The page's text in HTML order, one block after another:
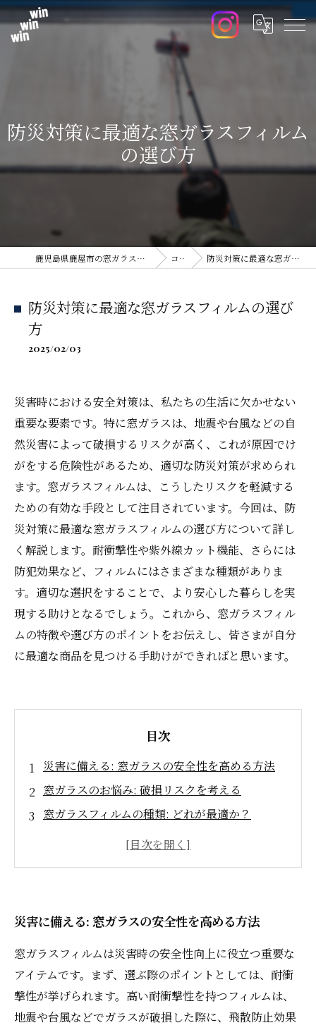
防災対策に最適な窓ガラスフィルム
の選び方
鹿児島県鹿屋市の窓ガラスフィルムならwin win win コラム 防災対策に最適な窓ガラスフィルムの選び方
防災対策に最適な窓ガラスフィルムの選び
方
2025/02/03
災害時における安全対策は、私たちの生活に欠かせない
重要な要素です。特に窓ガラスは、地震や台風などの自
然災害によって破損するリスクが高く、これが原因でけ
がをする危険性があるため、適切な防災対策が求められ
ます。窓ガラスフィルムは、こうしたリスクを軽減する
ための有効な手段として注目されています。今回は、防
災対策に最適な窓ガラスフィルムの選び方について詳し
く解説します。耐衝撃性や紫外線カット機能、さらには
防犯効果など、フィルムにはさまざまな種類がありま
す。適切な選択をすることで、より安心した暮らしを実
現する助けとなるでしょう。これから、窓ガラスフィル
ムの特徴や選び方のポイントをお伝えし、皆さまが自分
に最適な商品を見つける手助けができればと思います。
目次
災害に備える: 窓ガラスの安全性を高める方法
窓ガラスのお悩み: 破損リスクを考える
窓ガラスフィルムの種類: どれが最適か？
選び方講座: 耐衝撃性とUVカットの重要性
安心な暮らし: 防災対策としての窓ガラスフィル
ムのメリット
災害に備える: 窓ガラスの安全性を高める方法
窓ガラスフィルムは災害時の安全性向上に役立つ重要な
アイテムです。まず、選ぶ際のポイントとしては、耐衝
撃性が挙げられます。高い耐衝撃性を持つフィルムは、
地震や台風などでガラスが破損した際に、飛散防止効果